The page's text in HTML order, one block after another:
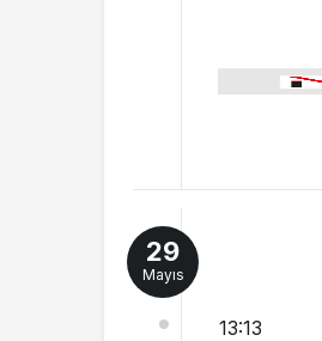
29
Mayıs
13:13